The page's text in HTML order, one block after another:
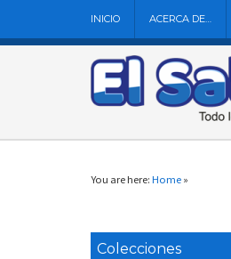
INICIO ACERCA DE…
You are here: Home »
Colecciones